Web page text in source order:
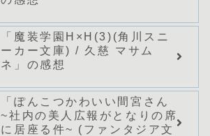
「魔装学園H×H(3)(角川スニ
ーカー文庫) / 久慈 マサム
ネ」の感想
「ぽんこつかわいい間宮さん
~社内の美人広報がとなりの席
に居座る件~ (ファンタジア文